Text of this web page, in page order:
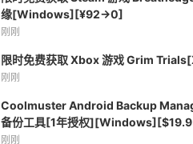
缘[Windows][¥92→0]
刚刚
限时免费获取 Xbox 游戏 Grim
刚刚
Coolmuster Android Backup
备份工具[1年授权
刚刚